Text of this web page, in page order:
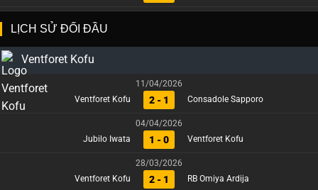
LỊCH SỬ ĐỐI ĐẦU
Ventforet Kofu
11/04/2026
Ventforet Kofu
2 - 1 Consadole Sapporo
04/04/2026
Jubilo Iwata
1 - 0 Ventforet Kofu
28/03/2026
Ventforet Kofu
2 - 1 RB Omiya Ardija